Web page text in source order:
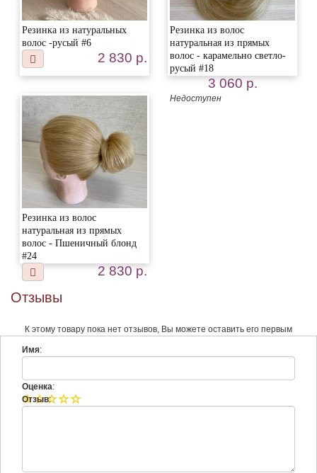
Резинка из натуральных
волос -русый #6
2 830 р.
Резинка из волос
натуральная из прямых
волос - карамельно светло-
русый #18
3 060 р.
Недоступен
Резинка из волос
натуральная из прямых
волос - Пшеничный блонд
#24
2 830 р.
Отзывы
К этому товару пока нет отзывов, Вы можете оставить его первым
Имя:
Оценка:
Отзыв: